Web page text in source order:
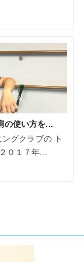
の使い方を...
グクラブの ト
０１７年...